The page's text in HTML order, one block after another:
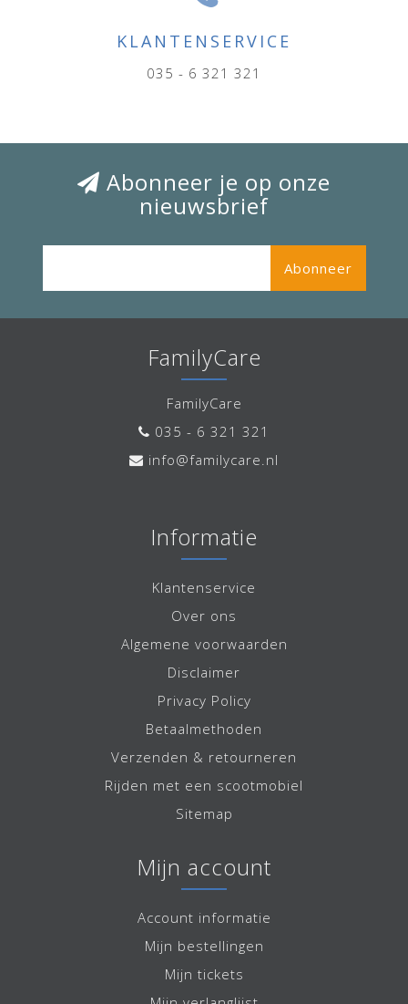
KLANTENSERVICE
035 - 6 321 321
Abonneer je op onze
nieuwsbrief
Abonneer
FamilyCare
FamilyCare
035 - 6 321 321
info@familycare.nl
Informatie
Klantenservice
Over ons
Algemene voorwaarden
Disclaimer
Privacy Policy
Betaalmethoden
Verzenden & retourneren
Rijden met een scootmobiel
Sitemap
Mijn account
Account informatie
Mijn bestellingen
Mijn tickets